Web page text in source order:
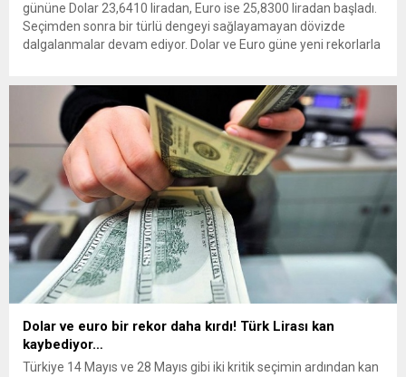
gününe Dolar 23,6410 liradan, Euro ise 25,8300 liradan başladı.
Seçimden sonra bir türlü dengeyi sağlayamayan dövizde
dalgalanmalar devam ediyor. Dolar ve Euro güne yeni rekorlarla
Dolar ve euro bir rekor daha kırdı! Türk Lirası kan
kaybediyor…
Türkiye 14 Mayıs ve 28 Mayıs gibi iki kritik seçimin ardından kan